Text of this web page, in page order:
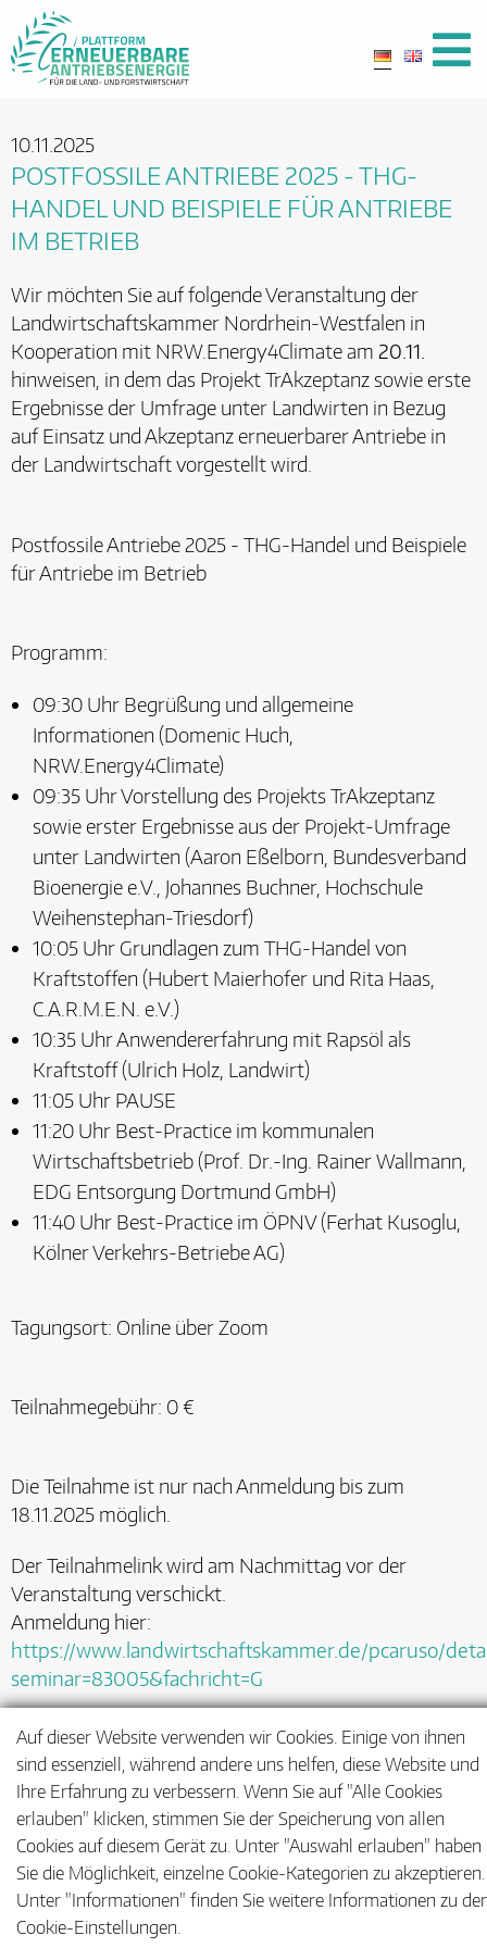
10.11.2025
POSTFOSSILE ANTRIEBE 2025 - THG-
HANDEL UND BEISPIELE FÜR ANTRIEBE
IM BETRIEB
Wir möchten Sie auf folgende Veranstaltung der
Landwirtschaftskammer Nordrhein-Westfalen in
Kooperation mit NRW.Energy4Climate am 20.11.
hinweisen, in dem das Projekt TrAkzeptanz sowie erste
Ergebnisse der Umfrage unter Landwirten in Bezug
auf Einsatz und Akzeptanz erneuerbarer Antriebe in
der Landwirtschaft vorgestellt wird.
Postfossile Antriebe 2025 - THG-Handel und Beispiele
für Antriebe im Betrieb
Programm:
09:30 Uhr Begrüßung und allgemeine
Informationen (Domenic Huch,
NRW.Energy4Climate)
09:35 Uhr Vorstellung des Projekts TrAkzeptanz
sowie erster Ergebnisse aus der Projekt-Umfrage
unter Landwirten (Aaron Eßelborn, Bundesverband
Bioenergie e.V., Johannes Buchner, Hochschule
Weihenstephan-Triesdorf)
10:05 Uhr Grundlagen zum THG-Handel von
Kraftstoffen (Hubert Maierhofer und Rita Haas,
C.A.R.M.E.N. e.V.)
10:35 Uhr Anwendererfahrung mit Rapsöl als
Kraftstoff (Ulrich Holz, Landwirt)
11:05 Uhr PAUSE
11:20 Uhr Best-Practice im kommunalen
Wirtschaftsbetrieb (Prof. Dr.-Ing. Rainer Wallmann,
EDG Entsorgung Dortmund GmbH)
11:40 Uhr Best-Practice im ÖPNV (Ferhat Kusoglu,
Kölner Verkehrs-Betriebe AG)
Tagungsort: Online über Zoom
Teilnahmegebühr: 0 €
Die Teilnahme ist nur nach Anmeldung bis zum
18.11.2025 möglich.
Der Teilnahmelink wird am Nachmittag vor der
Veranstaltung verschickt.
Anmeldung hier:
https://www.landwirtschaftskammer.de/pcaruso/
seminar=83005&fachricht=G
Barrierefreiheit
Auf dieser Website verwenden wir Cookies. Einige von ihnen
sind essenziell, während andere uns helfen, diese Website und
Ihre Erfahrung zu verbessern. Wenn Sie auf "Alle Cookies
erlauben" klicken, stimmen Sie der Speicherung von allen
Cookies auf diesem Gerät zu. Unter "Auswahl erlauben" haben
Sie die Möglichkeit, einzelne Cookie-Kategorien zu akzeptieren.
Unter "Informationen" finden Sie weitere Informationen zu
Cookie-Einstellungen.